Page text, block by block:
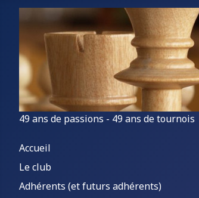
49 ans de passions - 49 ans de tournois
Accueil
Le club
Adhérents (et futurs adhérents)